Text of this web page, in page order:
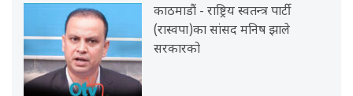
काठमाडौं - राष्ट्रिय स्वतन्त्र पार्टी
(रास्वपा)का सांसद मनिष झाले
सरकारको